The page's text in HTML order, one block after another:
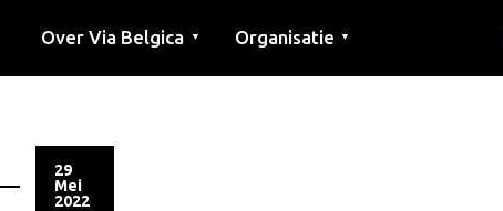
Over Via Belgica ▼ Organisatie ▼
29
Mei
2022